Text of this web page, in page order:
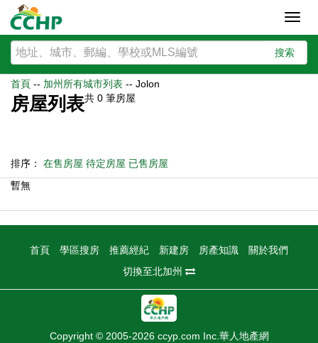
搜索
首頁 -- 加州所有城市列表 -- Jolon
房屋列表共 0 筆房屋
排序： 在售房屋 待定房屋 已售房屋
暫無
首頁 學區搜房 推薦經紀 新建房 房產知識
關於我們
切換至北加州
Copyright © 2005-2026 ccyp.com Inc.華人地產網